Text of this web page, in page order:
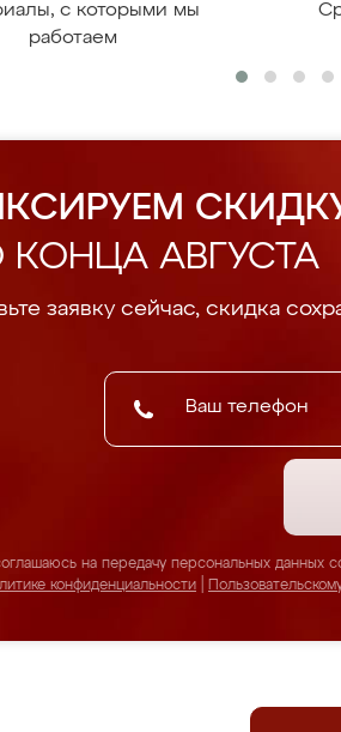
с которыми мы
работаем
КОНЦА АВГУСТА
заявку сейчас, скидка
на передачу персональных данных
конфиденциальности